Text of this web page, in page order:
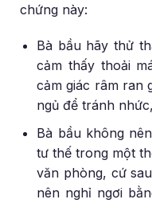
chứng này:
Bà bầu hãy thử
cảm thấy thoải
cảm giác râm ran
ngủ để tránh
Bà bầu không
tư thế trong một
văn phòng, cứ
nên nghỉ ngơi